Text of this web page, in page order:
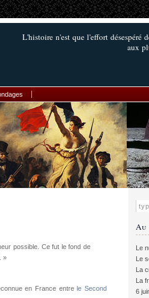
L'histoire n'est que l'effort désespéré
aux
possible. Ce fut le fond de
»
en France entrele Second
Le
Le
La
La
6